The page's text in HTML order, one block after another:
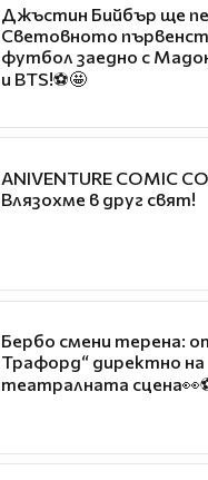
Джъстин Бийбър ще
Световното
футбол заедно с
и BTS!⚽🤩
ANIVENTURE COMIC
Влязохме в друг свят!
Бербо смени терена:
Трафорд“ директно на
театралната